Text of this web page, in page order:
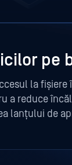
pe
la
a reduce
lanțului de